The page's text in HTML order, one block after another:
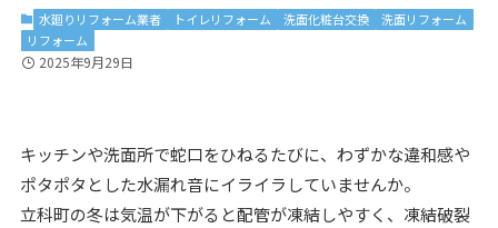
水廻りリフォーム業者 トイレリフォーム 洗面化粧台交換
洗面リフォーム
リフォーム
2025年9月29日
キッチンや洗面所で蛇口をひねるたびに、わずかな違和感や
ポタポタとした水漏れ音にイライラしていませんか。
立科町の冬は気温が下がると配管が凍結しやすく、凍結破裂